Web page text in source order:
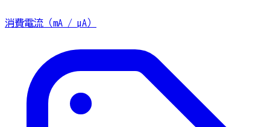
消費電流（mA / µA）